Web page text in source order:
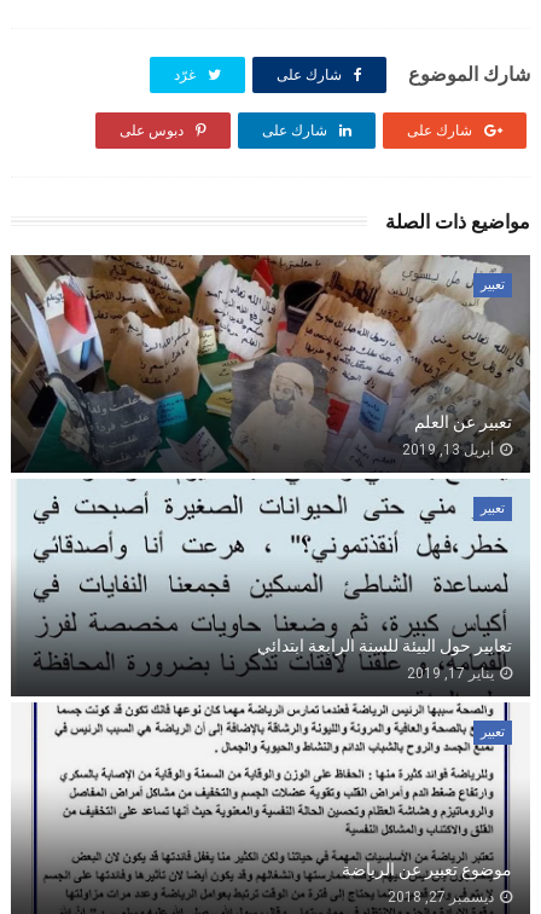
شارك الموضوع شارك على غرّد
شارك على شارك على دبوس على
مواضيع ذات الصلة
تعبير
تعبير عن العلم
أبريل 13, 2019
تعبير
تعابير حول البيئة للسنة الرابعة ابتدائي
يناير 17, 2019
تعبير
موضوع تعبير عن الرياضة
ديسمبر 27, 2018